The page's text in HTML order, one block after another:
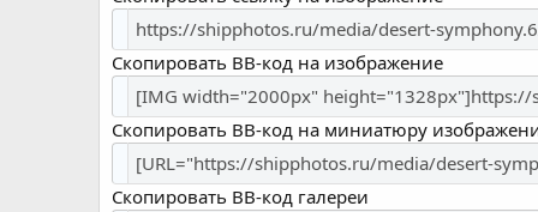
Скопировать BB-код на изображение
Скопировать BB-код на миниатюру
Скопировать BB-код галереи